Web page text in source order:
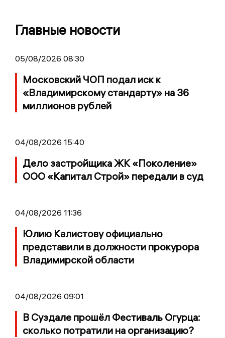
Главные новости
05/08/2026 08:30
Московский ЧОП подал иск к
«Владимирскому стандарту» на 36
миллионов рублей
04/08/2026 15:40
Дело застройщика ЖК «Поколение»
ООО «Капитал Строй» передали в суд
04/08/2026 11:36
Юлию Калистову официально
представили в должности прокурора
Владимирской области
04/08/2026 09:01
В Суздале прошёл Фестиваль Огурца:
сколько потратили на организацию?